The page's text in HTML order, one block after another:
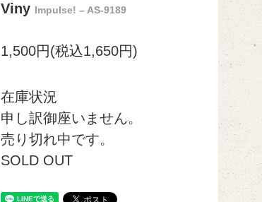
Viny Impulse! ‎– AS-9189
1,500円(税込1,650円)
在庫状況
申し訳御座いません。
売り切れ中です。
SOLD OUT